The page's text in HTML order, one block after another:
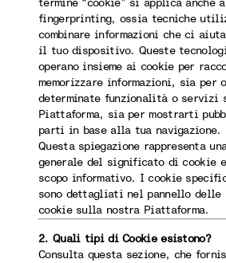
fingerprinting, ossia tecniche
combinare informazioni che ci
il tuo dispositivo. Queste
operano insieme ai cookie per
memorizzare informazioni, sia
determinate funzionalità o servizi
Piattaforma, sia per mostrarti
parti in base alla tua navigazione.
Questa spiegazione rappresenta
generale del significato di cookie
scopo informativo. I cookie
sono dettagliati nel pannello delle
cookie sulla nostra Piattaforma.
2. Quali tipi di Cookie esistono?
Consulta questa sezione, che